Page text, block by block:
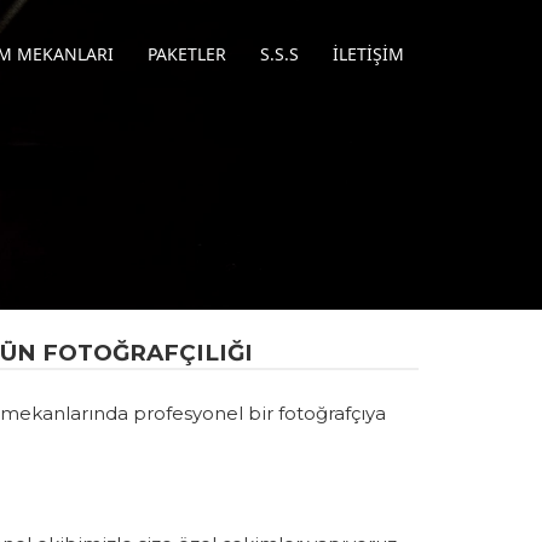
MEKANLARI PAKETLER S.S.S İLETIŞIM
FOTOĞRAFÇILIĞI
profesyonel bir fotoğrafçıya